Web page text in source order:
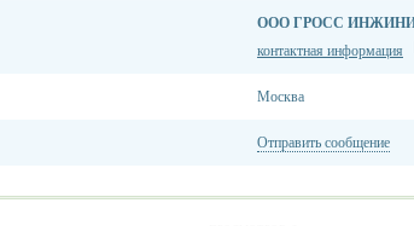
ООО ГРОСС
контактная информация
Москва
Отправить сообщение